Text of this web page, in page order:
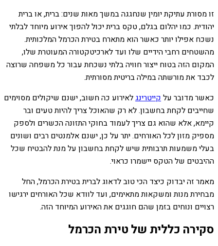
זו מסורת עתיקת יומין שנחגגה במשך מאות שנים: ברית, או ברית
יהודית. כמו יהלום בגלם, טקס ברית יכול להפוך אירוע מיוחד לבלתי
נשכח אפילו יותר כאשר הוא מתארח בטירת הכרמל המלכותית.
מהשטחים רחבי הידיים שלו ועד לארכיטקטורה המעוטרת שלו,
המקום הזה בטוח ייצור חוויה בלתי נשכחת עבור כל משפחה שרוצה
לכבד את מורשתה במילה בריטית מסורתית.
כאשר מדובר עלקייטרינגלאירוע כה חשוב, ישנם שיקולים מסוימים
שחייבים לקחת בחשבון. לא רק שהאוכל צריך להיות טעים ובר
קיימא, אלא שהוא גם צריך לעמוד בחוקי התזונה הכשרים ולספק
מספיק מזון לכל האורחים. יתר על כן, ישנם אלמנטים רבים ושונים
בעלי משמעות תרבותית שיש לקחת בחשבון על מנת להבטיח שכל
ההיבטים של הטקס יישמרו כראוי.
מאמר זה יבדוק כיצד הכי טוב לדאוג לברית בטירת הכרמל, החל
מבחירת מנות ומשקאות מתאימים, ועד לוודא שכל האורחים ירגישו
רצויים ונוחים בזמן שהם חוגגים את האירוע המיוחד הזה.
סקירה כללית של טירת הכרמל